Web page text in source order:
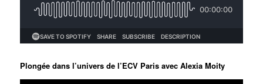
Plongée dans l’univers de l’ECV Paris avec Alexia Moity